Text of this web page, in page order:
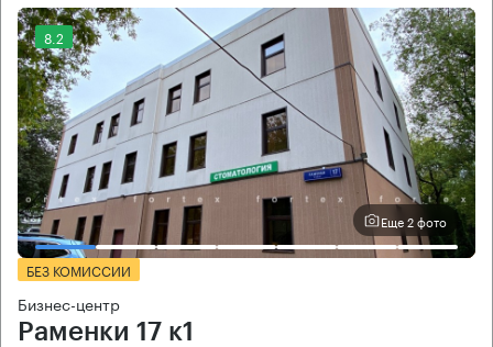
8.2
Еще 2 фото
БЕЗ КОМИССИИ
Бизнес-центр
Раменки 17 к1